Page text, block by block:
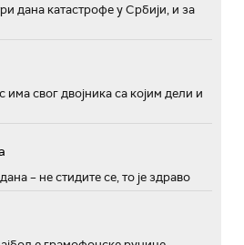
дана катастрофе у Србији, и за
има свог двојника са којим дели и
– не стидите се, то је здраво